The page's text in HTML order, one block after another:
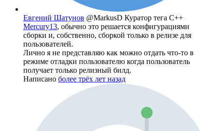
Евгений Шатунов @MarkusD Куратор тега C++
Mercury13, обычно это решается конфигурациями
сборки и, собственно, сборкой только в релизе для
пользователей.
Лично я не представляю как можно отдать что-то в
режиме отладки пользователю когда пользователь
получает только релизный билд.
Написано более трёх лет назад